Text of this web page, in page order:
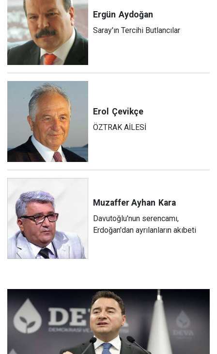
Ergün Aydoğan
Saray'ın Tercihi Butlancılar
Erol Çevikçe
ÖZTRAK AİLESİ
Muzaffer Ayhan Kara
Davutoğlu'nun serencamı,
Erdoğan'dan ayrılanların akıbeti